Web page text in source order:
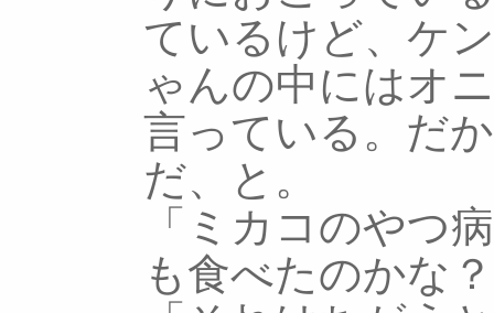
ているけど、ケ
ゃんの中にはオ
言っている。だ
だ、と。
「ミカコのやつ
も食べたのかな